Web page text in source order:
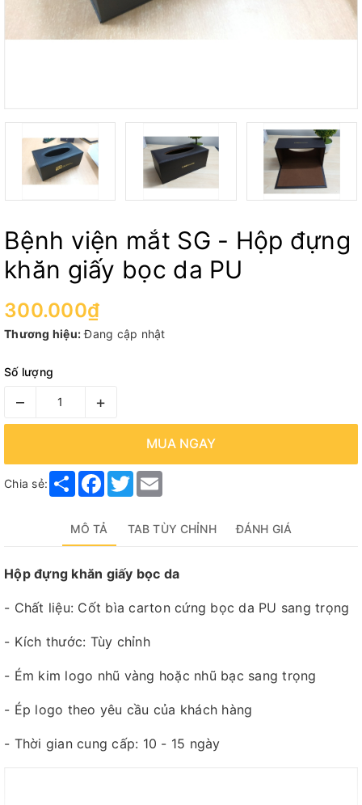
Bệnh viện mắt SG - Hộp đựng
khăn giấy bọc da PU
300.000₫
Thương hiệu: Đang cập nhật
Số lượng
– +
MUA NGAY
Chia sẻ: Share Facebook
Twitter
MÔ TẢ TAB TÙY CHỈNH ĐÁNH GIÁ
Hộp đựng khăn giấy bọc da
- Chất liệu: Cốt bìa carton cứng bọc da PU sang trọng
- Kích thước: Tùy chỉnh
- Ém kim logo nhũ vàng hoặc nhũ bạc sang trọng
- Ép logo theo yêu cầu của khách hàng
- Thời gian cung cấp: 10 - 15 ngày